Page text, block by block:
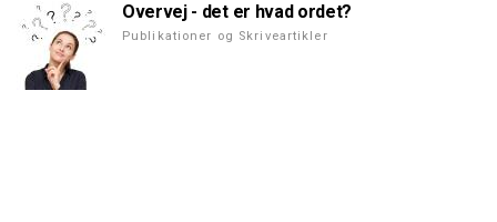
Overvej - det er hvad ordet?
Publikationer og Skriveartikler